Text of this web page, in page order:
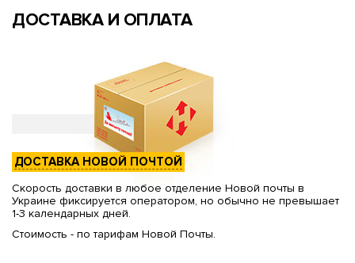
ДОСТАВКА И ОПЛАТА
ДОСТАВКА НОВОЙ ПОЧТОЙ
Скорость доставки в любое отделение Новой почты в
Украине фиксируется оператором, но обычно не превышает
1-3 календарных дней.
Стоимость - по тарифам Новой Почты.